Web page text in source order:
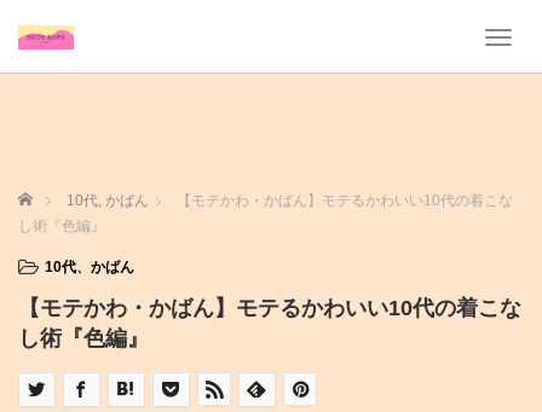
T
a
a
ホーム 10代, かばん
【モテかわ・かばん】モテるかわいい10代の着こな
し術『色編』
10代、 かばん
【モテかわ・かばん】モテるかわいい10代の着こな
し術『色編』